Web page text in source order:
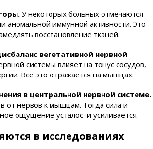
У некоторых больных отмечаются
аномальной иммунной активности. Это
восстановление тканей.
вегетативной нервной
системы влияет на тонус сосудов,
Всё это отражается на мышцах.
в центральной нервной системе.
от нервов к мышцам. Тогда сила и
ощущение усталости усиливается.
в исследованиях